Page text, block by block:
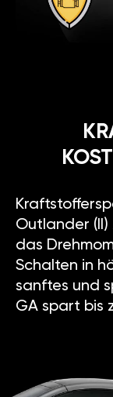
Outlander
das
Schalten in
sanftes und
GA spart bis